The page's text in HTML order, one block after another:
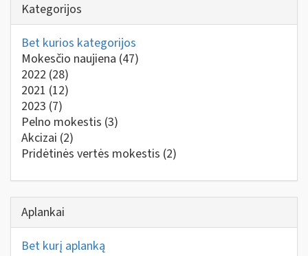
Kategorijos
Bet kurios kategorijos
Mokesčio naujiena (47)
2022 (28)
2021 (12)
2023 (7)
Pelno mokestis (3)
Akcizai (2)
Pridėtinės vertės mokestis (2)
Aplankai
Bet kurį aplanką